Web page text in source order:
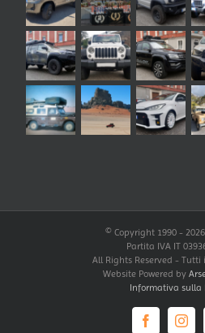
© Copyright 1990 -
Partita IVA IT
All Rights Reserved - Tutti
Website Powered by
Informativa sulla
Facebook